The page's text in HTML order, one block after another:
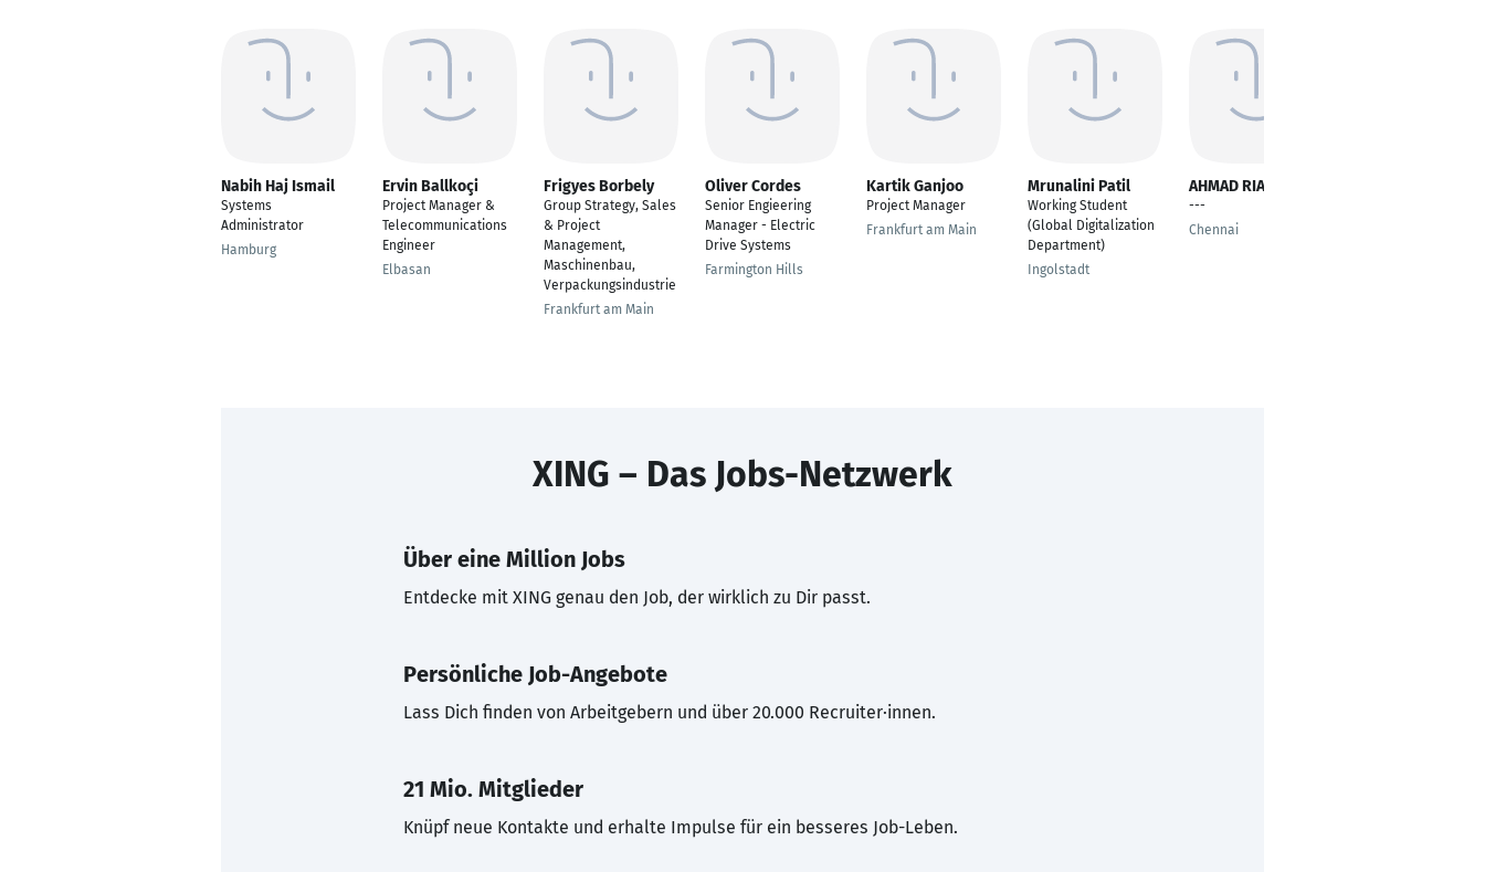
Nabih Haj Ismail
Systems
Administrator
Hamburg
Ervin Ballkoçi
Project Manager &
Telecommunications
Engineer
Elbasan
Frigyes Borbely
Group Strategy, Sales
& Project
Management,
Maschinenbau,
Verpackungsindustrie
Frankfurt am Main
Oliver Cordes
Senior Engieering
Manager - Electric
Drive Systems
Farmington Hills
Kartik Ganjoo
Project Manager
Frankfurt am Main
Mrunalini Patil
Working Student
(Global Digitalization
Department)
Ingolstadt
AHMAD RIAZUDDIN
---
Chennai
XING – Das Jobs-Netzwerk
Über eine Million Jobs
Entdecke mit XING genau den Job, der wirklich zu Dir passt.
Persönliche Job-Angebote
Lass Dich finden von Arbeitgebern und über 20.000 Recruiter·innen.
21 Mio. Mitglieder
Knüpf neue Kontakte und erhalte Impulse für ein besseres Job-Leben.